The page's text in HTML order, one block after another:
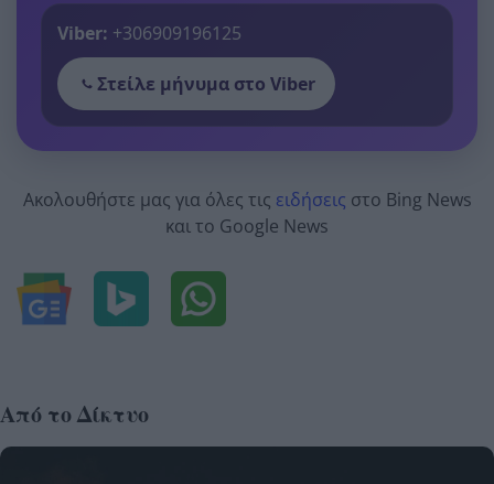
Viber: +306909196125
Στείλε μήνυμα στο Viber
Ακολουθήστε μας για όλες τις ειδήσεις στο Bing News
και το Google News
Από το Δίκτυο